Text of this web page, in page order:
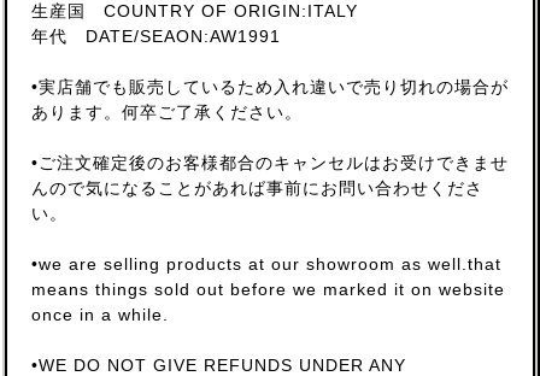
生産国 COUNTRY OF ORIGIN:ITALY
年代 DATE/SEAON:AW1991
•実店舗でも販売しているため入れ違いで売り切れの場合が
あります。何卒ご了承ください。
•ご注文確定後のお客様都合のキャンセルはお受けできませ
んので気になることがあれば事前にお問い合わせくださ
い。
•we are selling products at our showroom as well.that
means things sold out before we marked it on website
once in a while.
•WE DO NOT GIVE REFUNDS UNDER ANY